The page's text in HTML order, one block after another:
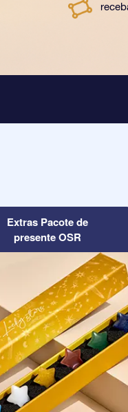
Extras Pacote de
presente OSR